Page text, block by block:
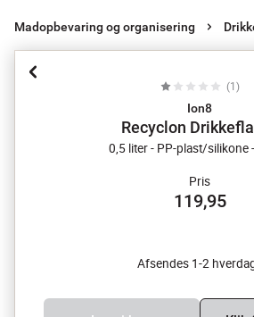
Madopbevaring og organisering
(1 )
Ion8
Recyclon
0,5 liter - PP-plast/silikone
Pris
119,95
Afsendes 1-2